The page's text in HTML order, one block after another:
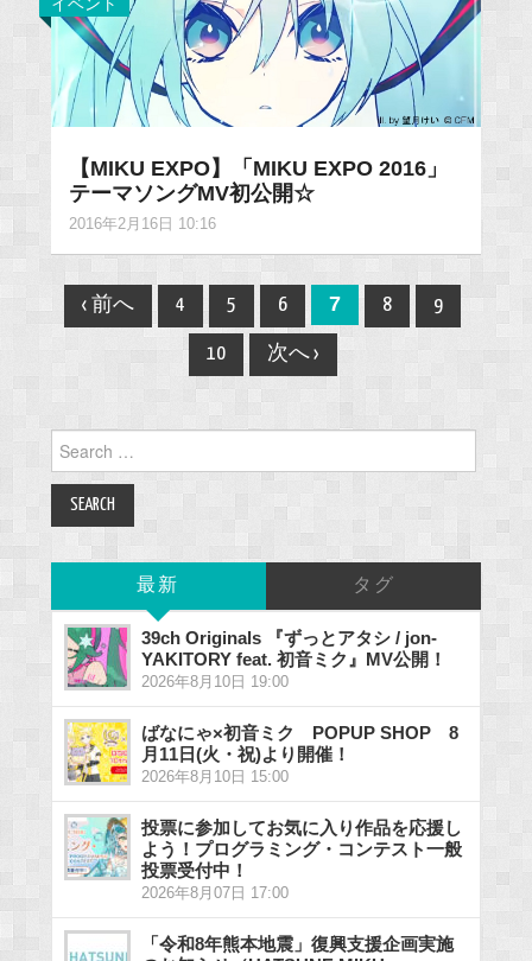
【MIKU EXPO】「MIKU EXPO 2016」
テーマソングMV初公開☆
2016年2月16日 10:16
Post
navigation
‹ 前へ 4 5 6 7 8 9
10 次へ ›
for:
最新 タグ
39ch Originals 『ずっとアタシ / jon-
YAKITORY feat. 初音ミク』MV公開！
2026年8月10日 19:00
ばなにゃ×初音ミク POPUP SHOP 8
月11日(火・祝)より開催！
2026年8月10日 15:00
投票に参加してお気に入り作品を応援し
よう！プログラミング・コンテスト一般
投票受付中！
2026年8月07日 17:00
「令和8年熊本地震」復興支援企画実施